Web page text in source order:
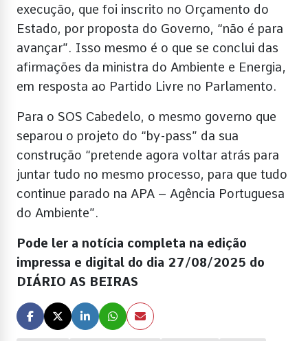
execução, que foi inscrito no Orçamento do
Estado, por proposta do Governo, “não é para
avançar”. Isso mesmo é o que se conclui das
afirmações da ministra do Ambiente e Energia,
em resposta ao Partido Livre no Parlamento.
Para o SOS Cabedelo, o mesmo governo que
separou o projeto do “by-pass” da sua
construção “pretende agora voltar atrás para
juntar tudo no mesmo processo, para que tudo
continue parado na APA – Agência Portuguesa
do Ambiente”.
Pode ler a notícia completa na edição
impressa e digital do dia 27/08/2025 do
DIÁRIO AS BEIRAS